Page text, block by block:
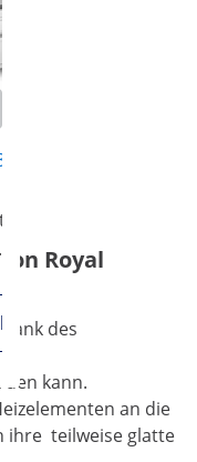
- 548 x 350 mm -
W
ansehen
Royal
des
kann.
an die
ihre teilweise glatte